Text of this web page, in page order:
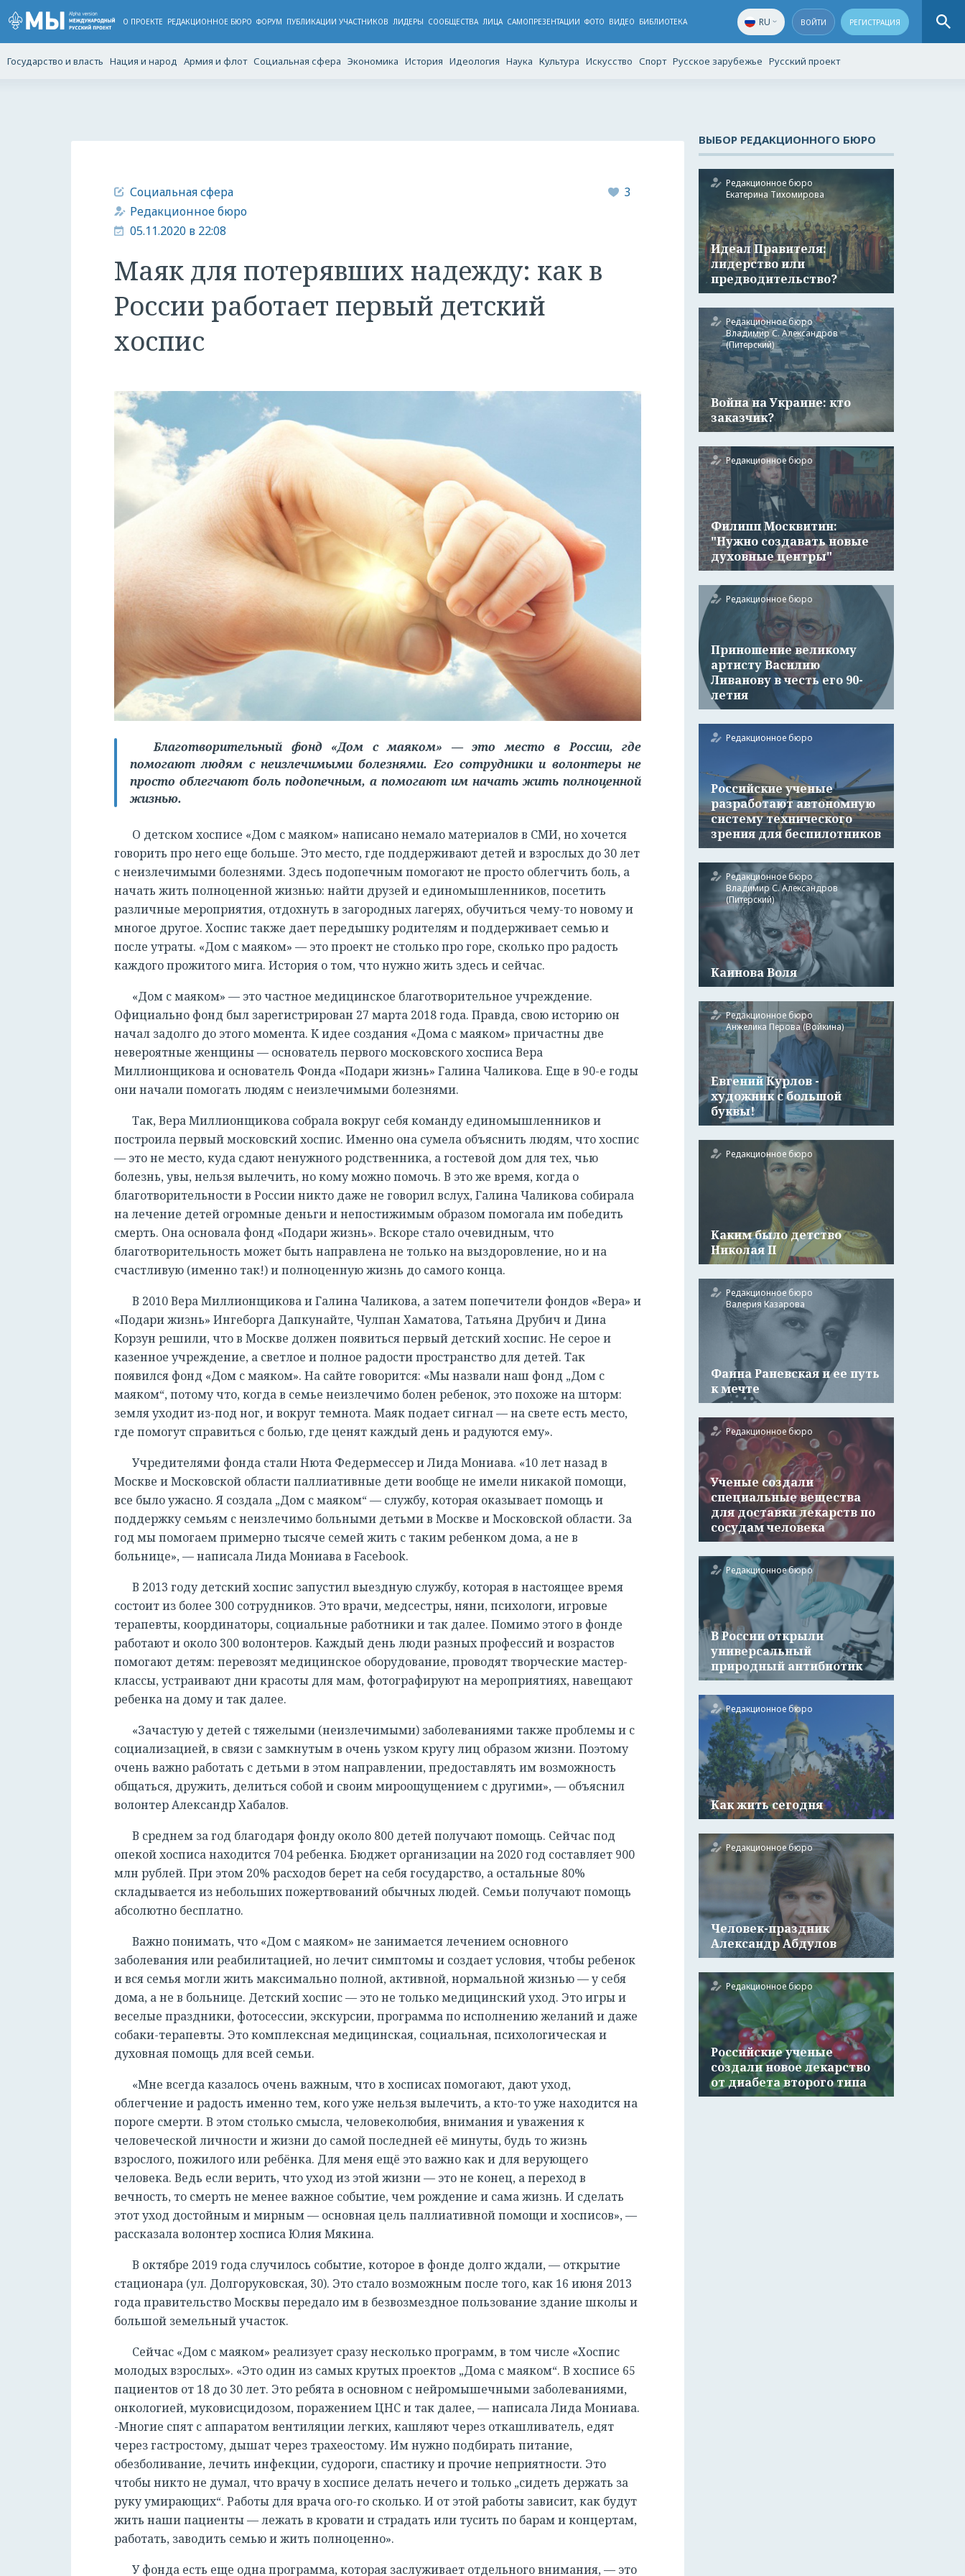
О ПРОЕКТЕ РЕДАКЦИОННОЕ БЮРО ФОРУМ ПУБЛИКАЦИИ УЧАСТНИКОВ ЛИДЕРЫ CООБЩЕСТВА ЛИЦА САМОПРЕЗЕНТАЦИИ ФОТО ВИДЕО БИБЛИОТЕКА RU ВОЙТИ РЕГИСТРАЦИЯ
Государство и власть Нация и народ Армия и флот Социальная сфера Экономика История Идеология Наука Культура Искусство Спорт Русское зарубежье Русский проект
Социальная сфера
Редакционное бюро
05.11.2020 в 22:08
3
Маяк для потерявших надежду: как в
России работает первый детский
хоспис
Благотворительный фонд «Дом с маяком» — это место в России, где
помогают людям с неизлечимыми болезнями. Его сотрудники и волонтеры не
просто облегчают боль подопечным, а помогают им начать жить полноценной
жизнью.
О детском хосписе «Дом с маяком» написано немало материалов в СМИ, но хочется
говорить про него еще больше. Это место, где поддерживают детей и взрослых до 30 лет
с неизлечимыми болезнями. Здесь подопечным помогают не просто облегчить боль, а
начать жить полноценной жизнью: найти друзей и единомышленников, посетить
различные мероприятия, отдохнуть в загородных лагерях, обучиться чему-то новому и
многое другое. Хоспис также дает передышку родителям и поддерживает семью и
после утраты. «Дом с маяком» — это проект не столько про горе, сколько про радость
каждого прожитого мига. История о том, что нужно жить здесь и сейчас.
«Дом с маяком» — это частное медицинское благотворительное учреждение.
Официально фонд был зарегистрирован 27 марта 2018 года. Правда, свою историю он
начал задолго до этого момента. К идее создания «Дома с маяком» причастны две
невероятные женщины — основатель первого московского хосписа Вера
Миллионщикова и основатель Фонда «Подари жизнь» Галина Чаликова. Еще в 90-е годы
они начали помогать людям с неизлечимыми болезнями.
Так, Вера Миллионщикова собрала вокруг себя команду единомышленников и
построила первый московский хоспис. Именно она сумела объяснить людям, что хоспис
— это не место, куда сдают ненужного родственника, а гостевой дом для тех, чью
болезнь, увы, нельзя вылечить, но кому можно помочь. В это же время, когда о
благотворительности в России никто даже не говорил вслух, Галина Чаликова собирала
на лечение детей огромные деньги и непостижимым образом помогала им победить
смерть. Она основала фонд «Подари жизнь». Вскоре стало очевидным, что
благотворительность может быть направлена не только на выздоровление, но и на
счастливую (именно так!) и полноценную жизнь до самого конца.
В 2010 Вера Миллионщикова и Галина Чаликова, а затем попечители фондов «Вера» и
«Подари жизнь» Ингеборга Дапкунайте, Чулпан Хаматова, Татьяна Друбич и Дина
Корзун решили, что в Москве должен появиться первый детский хоспис. Не серое и
казенное учреждение, а светлое и полное радости пространство для детей. Так
появился фонд «Дом с маяком». На сайте говорится: «Мы назвали наш фонд „Дом с
маяком“, потому что, когда в семье неизлечимо болен ребенок, это похоже на шторм:
земля уходит из-под ног, и вокруг темнота. Маяк подает сигнал — на свете есть место,
где помогут справиться с болью, где ценят каждый день и радуются ему».
Учредителями фонда стали Нюта Федермессер и Лида Мониава. «10 лет назад в
Москве и Московской области паллиативные дети вообще не имели никакой помощи,
все было ужасно. Я создала „Дом с маяком“ — службу, которая оказывает помощь и
поддержку семьям с неизлечимо больными детьми в Москве и Московской области. За
год мы помогаем примерно тысяче семей жить с таким ребенком дома, а не в
больнице», — написала Лида Мониава в Facebook.
В 2013 году детский хоспис запустил выездную службу, которая в настоящее время
состоит из более 300 сотрудников. Это врачи, медсестры, няни, психологи, игровые
терапевты, координаторы, социальные работники и так далее. Помимо этого в фонде
работают и около 300 волонтеров. Каждый день люди разных профессий и возрастов
помогают детям: перевозят медицинское оборудование, проводят творческие мастер-
классы, устраивают дни красоты для мам, фотографируют на мероприятиях, навещают
ребенка на дому и так далее.
«Зачастую у детей с тяжелыми (неизлечимыми) заболеваниями также проблемы и с
социализацией, в связи с замкнутым в очень узком кругу лиц образом жизни. Поэтому
очень важно работать с детьми в этом направлении, предоставлять им возможность
общаться, дружить, делиться собой и своим мироощущением с другими», — объяснил
волонтер Александр Хабалов.
В среднем за год благодаря фонду около 800 детей получают помощь. Сейчас под
опекой хосписа находится 704 ребенка. Бюджет организации на 2020 год составляет 900
млн рублей. При этом 20% расходов берет на себя государство, а остальные 80%
складывается из небольших пожертвований обычных людей. Семьи получают помощь
абсолютно бесплатно.
Важно понимать, что «Дом с маяком» не занимается лечением основного
заболевания или реабилитацией, но лечит симптомы и создает условия, чтобы ребенок
и вся семья могли жить максимально полной, активной, нормальной жизнью — у себя
дома, а не в больнице. Детский хоспис — это не только медицинский уход. Это игры и
веселые праздники, фотосессии, экскурсии, программа по исполнению желаний и даже
собаки-терапевты. Это комплексная медицинская, социальная, психологическая и
духовная помощь для всей семьи.
«Мне всегда казалось очень важным, что в хосписах помогают, дают уход,
облегчение и радость именно тем, кого уже нельзя вылечить, а кто-то уже находится на
пороге смерти. В этом столько смысла, человеколюбия, внимания и уважения к
человеческой личности и жизни до самой последней её минуты, будь то жизнь
взрослого, пожилого или ребёнка. Для меня ещё это важно как и для верующего
человека. Ведь если верить, что уход из этой жизни — это не конец, а переход в
вечность, то смерть не менее важное событие, чем рождение и сама жизнь. И сделать
этот уход достойным и мирным — основная цель паллиативной помощи и хосписов», —
рассказала волонтер хосписа Юлия Мякина.
В октябре 2019 года случилось событие, которое в фонде долго ждали, — открытие
стационара (ул. Долгоруковская, 30). Это стало возможным после того, как 16 июня 2013
года правительство Москвы передало им в безвозмездное пользование здание школы и
большой земельный участок.
Сейчас «Дом с маяком» реализует сразу несколько программ, в том числе «Хоспис
молодых взрослых». «Это один из самых крутых проектов „Дома с маяком“. В хосписе 65
пациентов от 18 до 30 лет. Это ребята в основном с нейромышечными заболеваниями,
онкологией, муковисцидозом, поражением ЦНС и так далее, — написала Лида Мониава.
-Многие спят с аппаратом вентиляции легких, кашляют через откашливатель, едят
через гастростому, дышат через трахеостому. Им нужно подбирать питание,
обезболивание, лечить инфекции, судороги, спастику и прочие неприятности. Это
чтобы никто не думал, что врачу в хосписе делать нечего и только „сидеть держать за
руку умирающих“. Работы для врача ого-го сколько. И от этой работы зависит, как будут
жить наши пациенты — лежать в кровати и страдать или тусить по барам и концертам,
работать, заводить семью и жить полноценно».
У фонда есть еще одна программа, которая заслуживает отдельного внимания, — это
ВЫБОР РЕДАКЦИОННОГО БЮРО
Редакционное бюро
Екатерина Тихомирова
Идеал Правителя:
лидерство или
предводительство?
Редакционное бюро
Владимир С. Александров
(Питерский)
Война на Украине: кто
заказчик?
Редакционное бюро
Филипп Москвитин:
"Нужно создавать новые
духовные центры"
Редакционное бюро
Приношение великому
артисту Василию
Ливанову в честь его 90-
летия
Редакционное бюро
Российские ученые
разработают автономную
систему технического
зрения для беспилотников
Редакционное бюро
Владимир С. Александров
(Питерский)
Каинова Воля
Редакционное бюро
Анжелика Перова (Войкина)
Евгений Курлов -
художник с большой
буквы!
Редакционное бюро
Каким было детство
Николая II
Редакционное бюро
Валерия Казарова
Фаина Раневская и ее путь
к мечте
Редакционное бюро
Ученые создали
специальные вещества
для доставки лекарств по
сосудам человека
Редакционное бюро
В России открыли
универсальный
природный антибиотик
Редакционное бюро
Как жить сегодня
Редакционное бюро
Человек-праздник
Александр Абдулов
Редакционное бюро
Российские ученые
создали новое лекарство
от диабета второго типа